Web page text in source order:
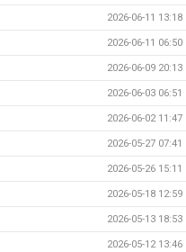
2026-06-11 13:18
2026-06-11 06:50
2026-06-09 20:13
2026-06-03 06:51
2026-06-02 11:47
2026-05-27 07:41
2026-05-26 15:11
2026-05-18 12:59
2026-05-13 18:53
2026-05-12 13:46